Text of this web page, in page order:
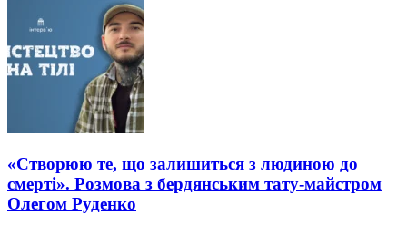
«Створюю те, що залишиться з людиною до
смерті». Розмова з бердянським тату-майстром
Олегом Руденко